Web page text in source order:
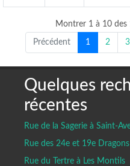
Montrer 1 à 10 des
Précédent 1 2 3
Quelques
récentes
Rue de la Sagerie à Saint-
Rue des 24e et 19e
Rue du Tertre à Les Montils